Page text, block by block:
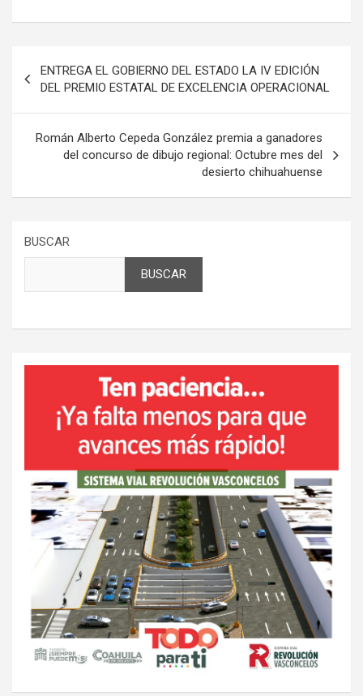
de
entradas
ENTREGA EL GOBIERNO DEL ESTADO LA IV EDICIÓN
DEL PREMIO ESTATAL DE EXCELENCIA OPERACIONAL
Román Alberto Cepeda González premia a ganadores
del concurso de dibujo regional: Octubre mes del
desierto chihuahuense
BUSCAR
BUSCAR